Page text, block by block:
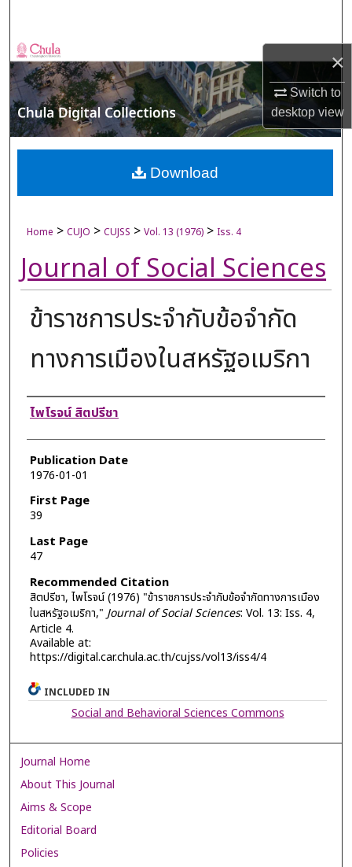
×
Switch to
desktopview
Browse Collections
My Account
About
Digital Commons Network™
Home > CUJO > CUJSS > Vol. 13 (1976) > Iss. 4
Journal of Social Sciences
ข้าราชการประจำกับข้อจำกัด
ทางการเมืองในสหรัฐอเมริกา
Authors
ไพโรจน์ สิตปรีชา
Publication Date
1976-01-01
First Page
39
Last Page
47
Recommended Citation
สิตปรีชา, ไพโรจน์ (1976) "ข้าราชการประจำกับข้อจำกัดทางการเมือง
ในสหรัฐอเมริกา," Journal of Social Sciences: Vol. 13: Iss. 4,
Article 4.
Available at:
https://digital.car.chula.ac.th/cujss/vol13/iss4/4
Download
INCLUDED IN
Social and Behavioral Sciences Commons
Journal Home
About This Journal
Aims & Scope
Editorial Board
Policies